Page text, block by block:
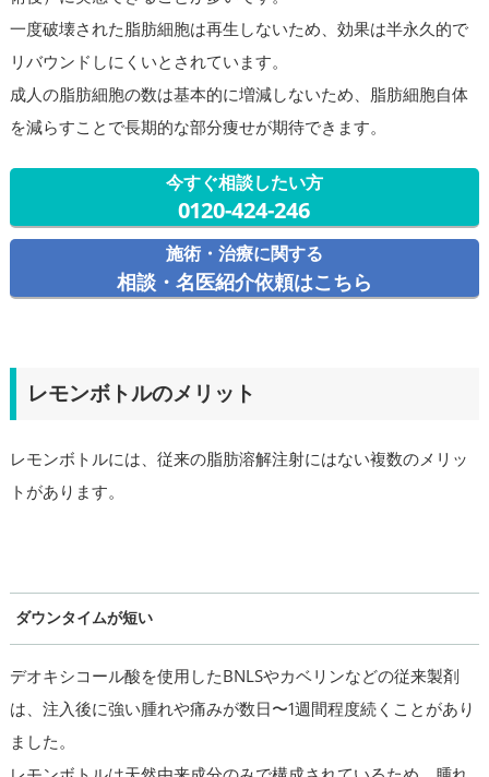
一度破壊された脂肪細胞は再生しないため、効果は半永久的で
リバウンドしにくいとされています。
成人の脂肪細胞の数は基本的に増減しないため、脂肪細胞自体
を減らすことで長期的な部分痩せが期待できます。
今すぐ相談したい方
0120-424-246
施術・治療に関する
相談・名医紹介依頼はこちら
レモンボトルのメリット
レモンボトルには、従来の脂肪溶解注射にはない複数のメリッ
トがあります。
ダウンタイムが短い
デオキシコール酸を使用したBNLSやカベリンなどの従来製剤
は、注入後に強い腫れや痛みが数日〜1週間程度続くことがあり
ました。